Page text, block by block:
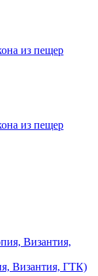
из пещер
из пещер
Византия, ГТК)